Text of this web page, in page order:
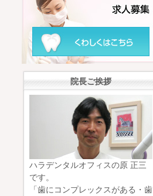
院長ご挨拶
ハラデンタルオフィスの原 正三
です。
「歯にコンプレックスがある・歯